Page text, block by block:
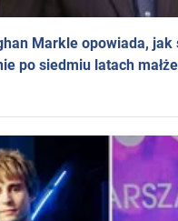
Markle opowiada, jak
po siedmiu latach